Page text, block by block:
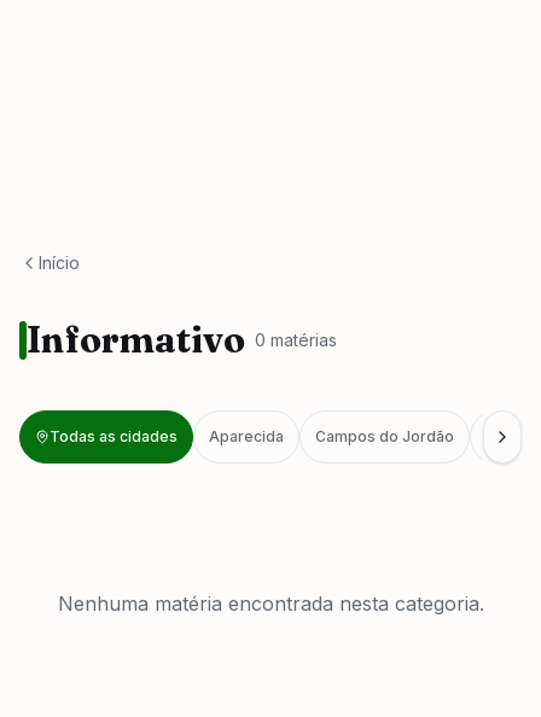
Início
Informativo 0 matérias
Todas as cidades Aparecida Campos do Jordão
Nenhuma matéria encontrada nesta categoria.